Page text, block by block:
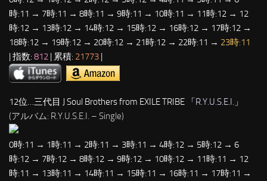
時:11 → 7時:11 → 8時:11 → 9時:11 → 10時:11 → 11時:12 → 12
時:12 → 13時:12 → 14時:12 → 15時:12 → 16時:12 → 17時:12 →
18時:12 → 19時:12 → 20時:12 → 21時:12 → 22時:11 → 23時:11
| 指数: 812 | 累積: 21773 |
12位…三代目 J Soul Brothers from EXILE TRIBE 「R.Y.U.S.E.I. 」
(アルバム: R.Y.U.S.E.I. – Single)
0時:11 → 1時:11 → 2時:11 → 3時:11 → 4時:12 → 5時:12 → 6
時:12 → 7時:12 → 8時:12 → 9時:12 → 10時:12 → 11時:11 → 12
時:11 → 13時:11 → 14時:11 → 15時:11 → 16時:11 → 17時:11 →